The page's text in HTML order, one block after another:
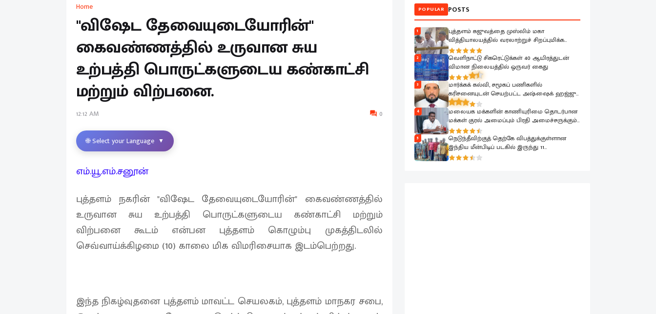
Home
"விஷேட தேவையுடையோரின்"
கைவண்ணத்தில் உருவான சுய
உற்பத்தி பொருட்களுடைய கண்காட்சி
மற்றும் விற்பனை.
12:12 AM 0
🌐 Select your Language ▼
எம்.யூ.எம்.சனூன்
புத்தளம் நகரின் "விஷேட தேவையுடையோரின்" கைவண்ணத்தில்
உருவான சுய உற்பத்தி பொருட்களுடைய கண்காட்சி மற்றும்
விற்பனை கூடம் என்பன புத்தளம் கொழும்பு முகத்திடலில்
செவ்வாய்க்கிழமை (10) காலை மிக விமரிசையாக இடம்பெற்றது.
இந்த நிகழ்வுதனை புத்தளம் மாவட்ட செயலகம், புத்தளம் மாநகர சபை,
POPULAR POSTS
1
புத்தளம் கஜுவத்தை முஸ்லிம் மகா
வித்தியாலயத்தில் வரலாற்றுச் சிறப்புமிக்க
முப்பெரும் நிகழ்வுகள்.
2
வெளிநாட்டு சிகரெட்டுக்கள் 40 ஆயிரத்துடன்
விமான நிலையத்தில் ஒருவர் கைது
3
மார்க்கக் கல்வி, சமூகப் பணிகளில்
கரிசனையுடன் செயற்பட்ட அஷ்ஷைக் ஹஜ்ஜு
முஹம்மதின் மறைவு பேரிழப்பாகும்; அம்பாறை
மாவட்ட ஜம்இய்யத்துல் உலமா ஆழ்ந்த
கவலை.!
4
மலையக மக்களின் காணியுரிமை தொடர்பான
மக்கள் குரல் அமைப்பும் பிரதி அமைச்சருக்கும்
விஷேட கலந்துரையாடல்
5
நெடுந்தீவிற்குத் தெற்கே விபத்துக்குள்ளான
இந்திய மீன்பிடிப் படகில் இருந்து 11
மீனவர்களை இலங்கை கடற்படை பாதுகாப்பாக